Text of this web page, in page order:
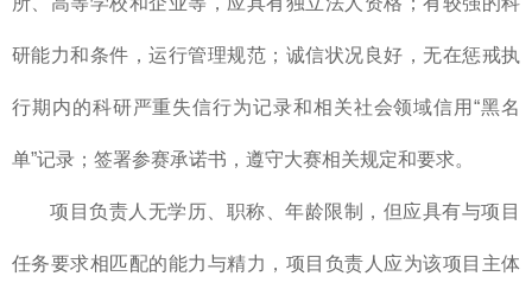
研能力和条件，运行管理规范；诚信状况良好，无在惩戒执
行期内的科研严重失信行为记录和相关社会领域信用“黑名
单”记录；签署参赛承诺书，遵守大赛相关规定和要求。
项目负责人无学历、职称、年龄限制，但应具有与项目
任务要求相匹配的能力与精力，项目负责人应为该项目主体